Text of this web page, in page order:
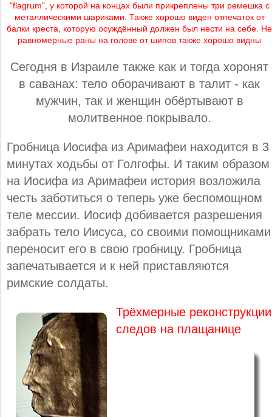
"flagrum", у которой на концах были прикреплены три ремешка с
металлическими шариками. Также хорошо виден отпечаток от
балки креста, которую осуждённый должен был нести на себе. Не
равномерные раны на голове от шипов также хорошо видны
Сегодня в Израиле также как и тогда хоронят
в саванах: тело оборачивают в талит - как
мужчин, так и женщин обёртывают в
молитвенное покрывало.
Гробница Иосифа из Аримафеи находится в 3
минутах ходьбы от Голгофы. И таким образом
на Иосифа из Аримафеи история возложила
честь заботиться о теперь уже беспомощном
теле мессии. Иосиф добивается разрешения
забрать тело Иисуса, со своими помощниками
переносит его в свою гробницу. Гробница
запечатывается и к ней приставляются
римские солдаты.
Трёхмерные реконструкции
следов на плащанице